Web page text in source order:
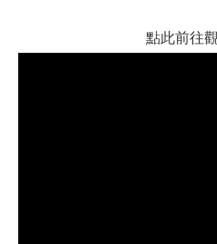
點此前往